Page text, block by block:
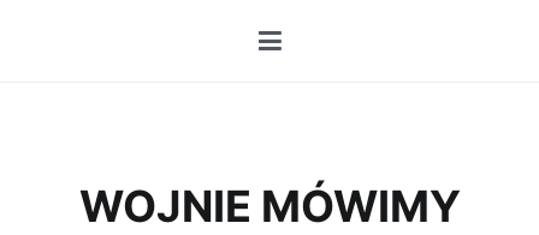
WOJNIE MÓWIMY